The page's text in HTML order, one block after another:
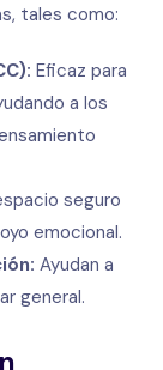
tales como:
Eficaz para
a los
seguro
emocional.
Ayudan a
general.